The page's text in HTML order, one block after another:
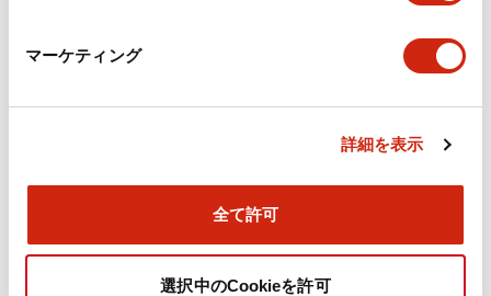
マーケティング
詳細を表示
全て許可
選択中のCookieを許可
取付設置仕様